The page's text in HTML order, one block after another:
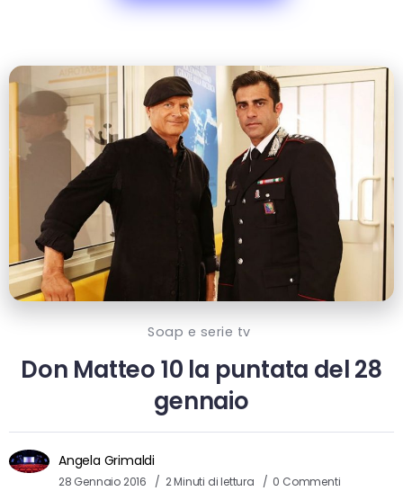
Soap e serie tv
Don Matteo 10 la puntata del 28
gennaio
Angela Grimaldi
28 Gennaio 2016 2 Minuti di lettura 0 Commenti